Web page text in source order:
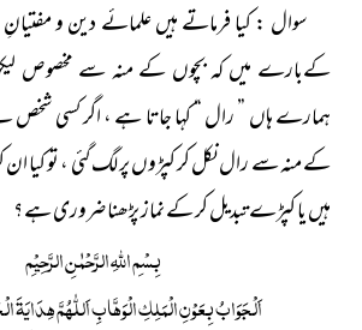
سوال : کیا فرماتے ہیں علمائے دین و
کےبارے میں کہ بچوں کے منہ سے مخصوص
ہمارے ہاں ” رال “ کہا جاتا ہے ، اگر کسی شخص
کے منہ سے رال نکل کر کپڑوں پر لگ گئی ، تو کیا ان
ہیں یا کپڑے تبدیل کر کے نماز پڑھنا ضروری ہے ؟
بِسْمِ اللّٰہِ الرَّحْمٰنِ الرَّحِیْمِ
اَلْجَوَابُ بِعَوْنِ الْمَلِکِ الْوَھَّابِ اَللّٰھُمَّ ھِدَایَۃَ